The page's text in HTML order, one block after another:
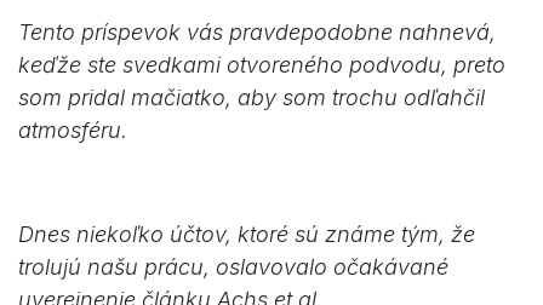
Tento príspevok vás pravdepodobne nahnevá,
keďže ste svedkami otvoreného podvodu, preto
som pridal mačiatko, aby som trochu odľahčil
atmosféru.
Dnes niekoľko účtov, ktoré sú známe tým, že
trolujú našu prácu, oslavovalo očakávané
uverejnenie článku Achs et al.